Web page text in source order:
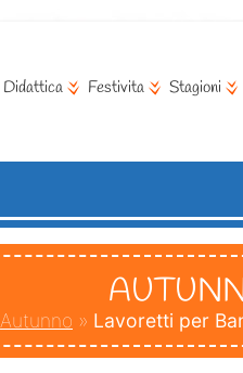
Didattica Festivita Stagioni
Autunno » Lavoretti per